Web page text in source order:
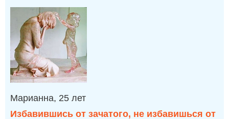
Марианна, 25 лет
Избавившись от зачатого, не избавишься от